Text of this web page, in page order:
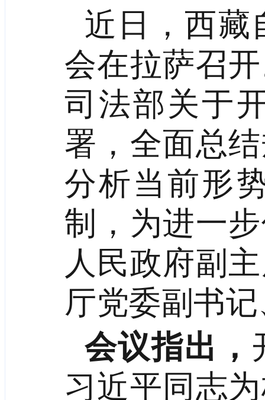
近日，西藏
会在拉萨召
司法部关于
署，全面总
分析当前形
制，为进一
人民政府副
厅党委副书
会议指出，
习近平同志